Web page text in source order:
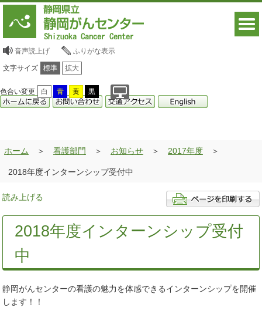
音声読上げ ふりがな表示
文字サイズ 標準 拡大
色合い変更 白 青 黄 黒
ホーム 看護部門 お知らせ 2017年度
2018年度インターンシップ受付中
読み上げる
2018年度インターンシップ受付
中
静岡がんセンターの看護の魅力を体感できるインターンシップを開催
します！！